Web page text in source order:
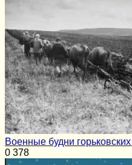
Военные будни
0 378